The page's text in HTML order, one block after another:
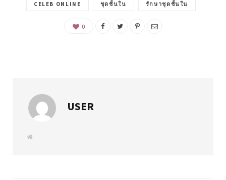
CELEB ONLINE ชุดชั้นใน รักษาชุดชั้นใน
0
USER
W